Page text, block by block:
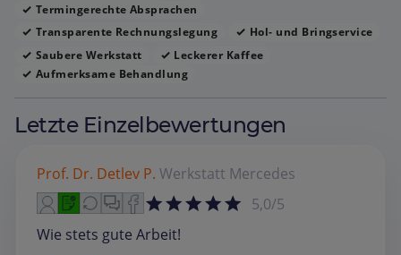
Termingerechte Absprachen
Transparente Rechnungslegung
Hol‑ und Bringservice
Saubere Werkstatt
Leckerer Kaffee
Aufmerksame Behandlung
Letzte Einzelbewertungen
Prof. Dr. Detlev P. Werkstatt Mercedes
5,0/5
Wie stets gute Arbeit!